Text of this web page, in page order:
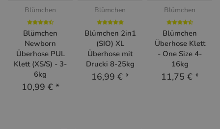
Blümchen
Blümchen
Newborn
Überhose PUL
Klett (XS/S) - 3-
6kg
10,99 € *
Blümchen
Blümchen 2in1
(SIO) XL
Überhose mit
Drucki 8-25kg
16,99 € *
Blümchen
Blümchen
Überhose Klett
- One Size 4-
16kg
11,75 € *